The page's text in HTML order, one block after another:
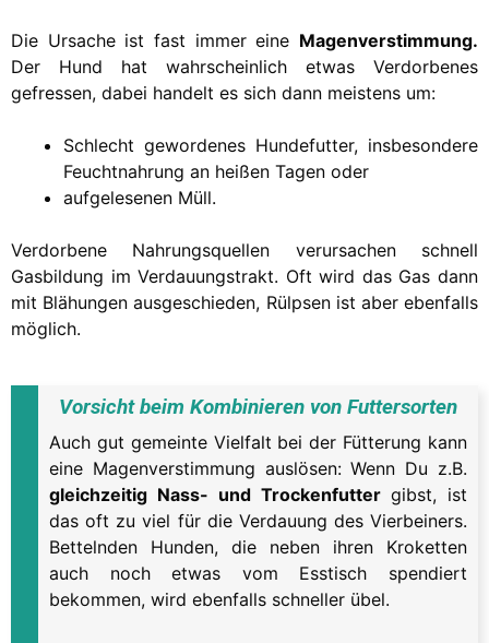
Die Ursache ist fast immer eine Magenverstimmung.
Der Hund hat wahrscheinlich etwas Verdorbenes
gefressen, dabei handelt es sich dann meistens um:
Schlecht gewordenes Hundefutter, insbesondere
Feuchtnahrung an heißen Tagen oder
aufgelesenen Müll.
Verdorbene Nahrungsquellen verursachen schnell
Gasbildung im Verdauungstrakt. Oft wird das Gas dann
mit Blähungen ausgeschieden, Rülpsen ist aber ebenfalls
möglich.
Vorsicht beim Kombinieren von Futtersorten
Auch gut gemeinte Vielfalt bei der Fütterung kann
eine Magenverstimmung auslösen: Wenn Du z.B.
gleichzeitig Nass- und Trockenfutter gibst, ist
das oft zu viel für die Verdauung des Vierbeiners.
Bettelnden Hunden, die neben ihren Kroketten
auch noch etwas vom Esstisch spendiert
bekommen, wird ebenfalls schneller übel.